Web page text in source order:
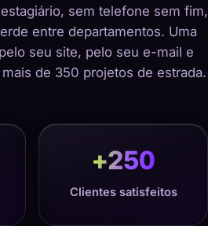
sem telefone sem fim,
entre departamentos. Uma
seu site, pelo seu e-mail e
de 350 projetos de estrada.
+250
Clientes satisfeitos